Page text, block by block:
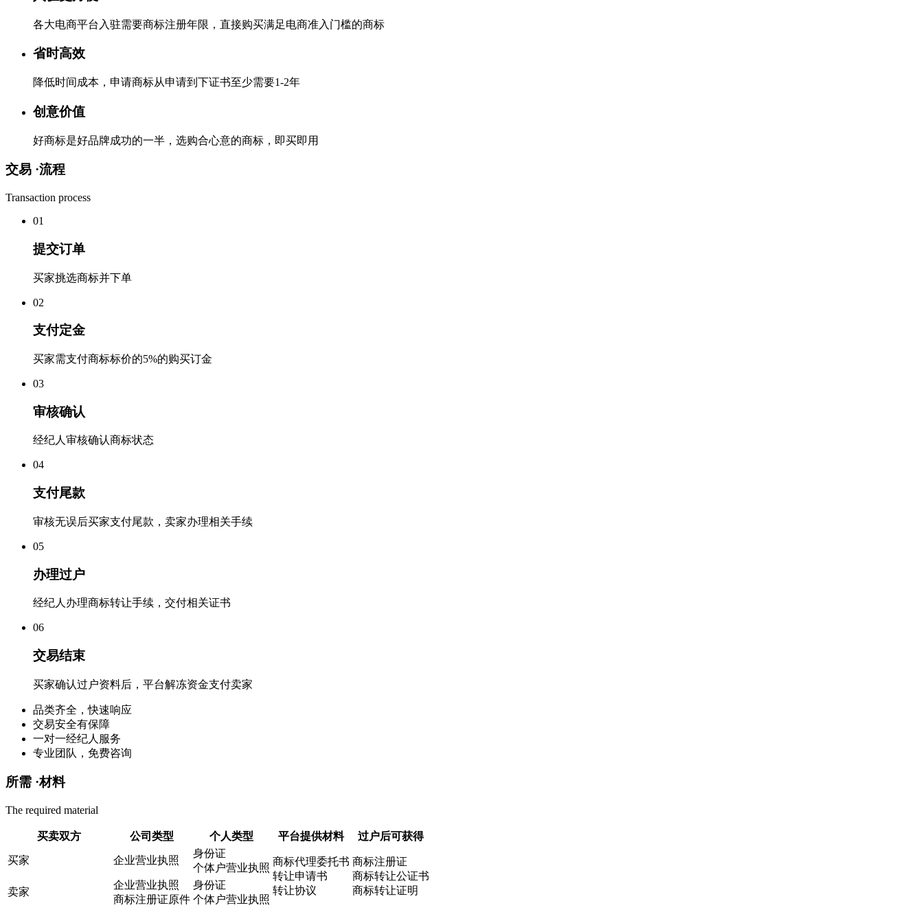
各大电商平台入驻需要商标注册年限，直接购买满足电商准入门槛的商标
省时高效
降低时间成本，申请商标从申请到下证书至少需要1-2年
创意价值
好商标是好品牌成功的一半，选购合心意的商标，即买即用
交易 ·流程
Transaction process
01
提交订单
买家挑选商标并下单
02
支付定金
买家需支付商标标价的5%的购买订金
03
审核确认
经纪人审核确认商标状态
04
支付尾款
审核无误后买家支付尾款，卖家办理相关手续
05
办理过户
经纪人办理商标转让手续，交付相关证书
06
交易结束
买家确认过户资料后，平台解冻资金支付卖家
品类齐全，快速响应
交易安全有保障
一对一经纪人服务
专业团队，免费咨询
所需 ·材料
The required material
买卖双方 公司类型 个人类型 平台提供材料 过户后可获得
买家 企业营业执照
身份证
个体户营业执照
商标代理委托书
转让申请书
转让协议
商标注册证
商标转让公证书
商标转让证明
卖家
企业营业执照
商标注册证原件
身份证
个体户营业执照